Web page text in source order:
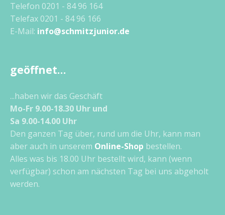
Telefon 0201 - 84 96 164
Telefax 0201 - 84 96 166
E-Mail: info@schmitzjunior.de
geöffnet…
...haben wir das Geschäft
Mo-Fr 9.00-18.30 Uhr und
Sa 9.00-14.00 Uhr
Den ganzen Tag über, rund um die Uhr, kann man
aber auch in unserem Online-Shop bestellen.
Alles was bis 18.00 Uhr bestellt wird, kann (wenn
verfügbar) schon am nächsten Tag bei uns abgeholt
werden.